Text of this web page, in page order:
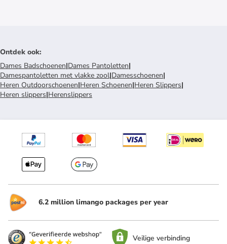
Ontdek ook:
Dames Badschoenen|Dames Pantoletten|
Damespantoletten met vlakke zool|Damesschoenen|
Heren Outdoorschoenen|Heren Schoenen|Heren Slippers|
Heren slippers|Herenslippers
6.2 million limango packages per year
Veilige verbinding